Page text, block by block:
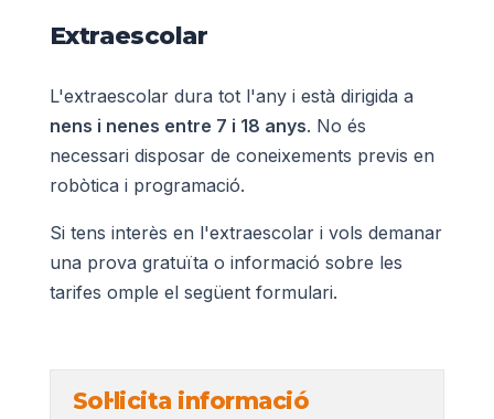
Extraescolar
L'extraescolar dura tot l'any i està dirigida a
nens i nenes entre 7 i 18 anys. No és
necessari disposar de coneixements previs en
robòtica i programació.
Si tens interès en l'extraescolar i vols demanar
una prova gratuïta o informació sobre les
tarifes omple el següent formulari.
Sol·licita informació